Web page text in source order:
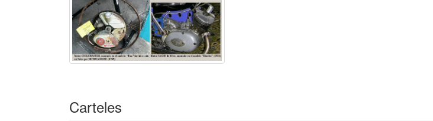
Carteles